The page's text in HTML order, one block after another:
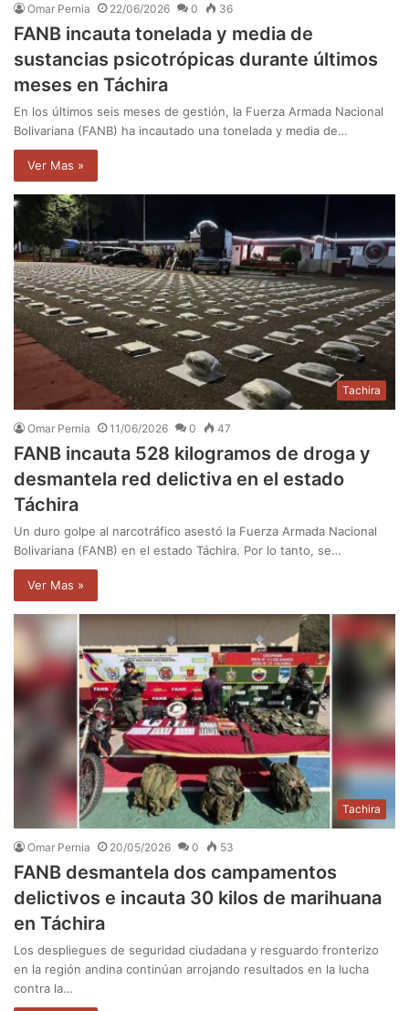
Omar Pernia 22/06/2026 0 36
FANB incauta tonelada y media de
sustancias psicotrópicas durante últimos
meses en Táchira
En los últimos seis meses de gestión, la Fuerza Armada Nacional
Bolivariana (FANB) ha incautado una tonelada y media de…
Ver Mas »
Tachira
Omar Pernia 11/06/2026 0 47
FANB incauta 528 kilogramos de droga y
desmantela red delictiva en el estado
Táchira
Un duro golpe al narcotráfico asestó la Fuerza Armada Nacional
Bolivariana (FANB) en el estado Táchira. Por lo tanto, se…
Ver Mas »
Tachira
Omar Pernia 20/05/2026 0 53
FANB desmantela dos campamentos
delictivos e incauta 30 kilos de marihuana
en Táchira
Los despliegues de seguridad ciudadana y resguardo fronterizo
en la región andina continúan arrojando resultados en la lucha
contra la…